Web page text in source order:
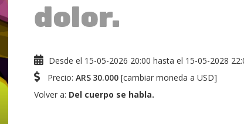
dolor.
Desde el 15-05-2026 20:00 hasta el 15-05-2028
Precio:ARS 30.000 [cambiar moneda a USD]
Volver a: Del cuerpo se habla.